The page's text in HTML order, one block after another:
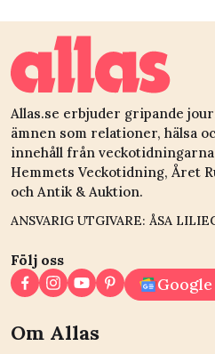
Allas.se erbjuder gripande
ämnen som relationer, hälsa
innehåll från veckotidningarna
Hemmets Veckotidning, Året
och Antik & Auktion.
ANSVARIG UTGIVARE: ÅSA
Följ oss
Om Allas